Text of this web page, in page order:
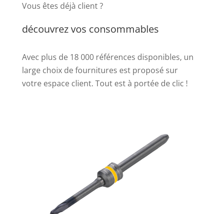
Vous êtes déjà client ?
découvrez vos consommables
Avec plus de 18 000 références disponibles, un
large choix de fournitures est proposé sur
votre espace client. Tout est à portée de clic !